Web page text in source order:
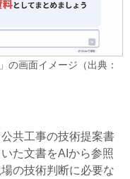
の画面イメージ（出典：
共工事の技術提案書
た文書をAIから参照
の技術判断に必要な